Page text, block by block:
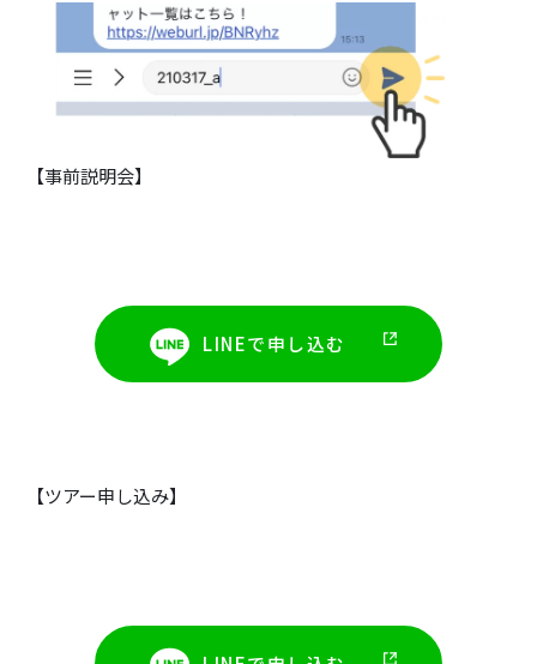
【事前説明会】
LINEで申し込む
【ツアー申し込み】